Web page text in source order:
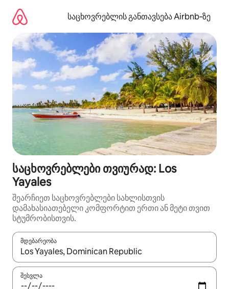
გადასვლა
საცხოვრებლის განთავსება Airbnb‑ზე
საცხოვრებლები თვიურად: Los
Yayales
შეარჩიეთ საცხოვრებლები სახლისთვის
დამახასიათებელი კომფორტით ერთი ან მეტი თვით
სტუმრობისთვის.
მდებარეობა
როცა შედეგები ხელმისაწვდომი გახდება, ნავიგაციისთვის
შესვლა